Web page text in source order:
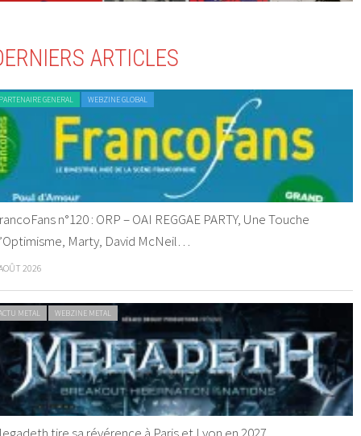
ARTICLES
GENERAL WEBZINE GLOBAL
n°120 : ORP – OAI REGGAE PARTY, Une Touche
Marty, David McNeil…
2026
METAL WEBZINE METAL